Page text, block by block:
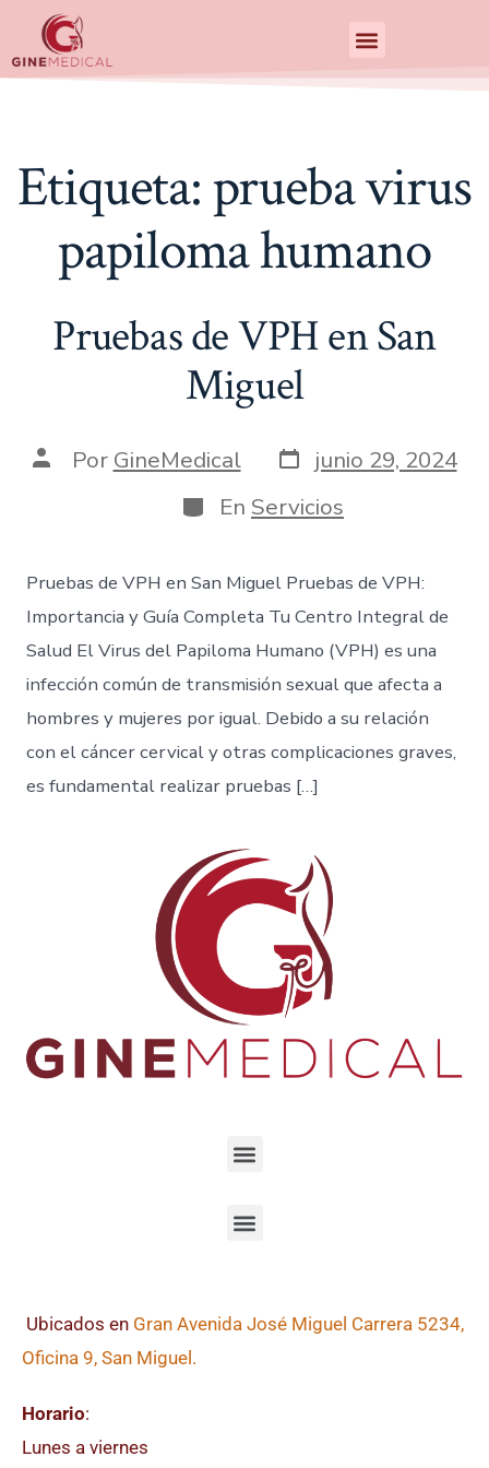
Etiqueta:prueba virus
papiloma humano
Pruebas de VPH en San
Miguel
Por GineMedical
junio 29, 2024
En Servicios
Pruebas de VPH en San Miguel Pruebas de VPH:
Importancia y Guía Completa Tu Centro Integral de
Salud El Virus del Papiloma Humano (VPH) es una
infección común de transmisión sexual que afecta a
hombres y mujeres por igual. Debido a su relación
con el cáncer cervical y otras complicaciones graves,
es fundamental realizar pruebas […]
Ubicados en Gran Avenida José Miguel Carrera 5234,
Oficina 9, San Miguel.
Horario:
Lunes a viernes